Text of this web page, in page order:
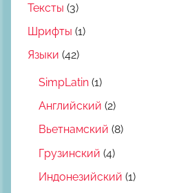
Тексты (3)
Шрифты (1)
Языки (42)
SimpLatin (1)
Английский (2)
Вьетнамский (8)
Грузинский (4)
Индонезийский (1)